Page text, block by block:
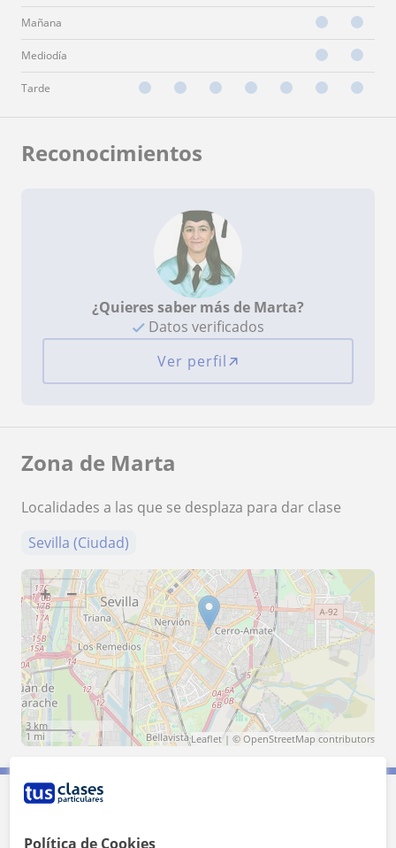
Mañana
Mediodía
Tarde
Reconocimientos
¿Quieres saber más de Marta?
Datos verificados
Ver perfil
Zona de Marta
Localidades a las que se desplaza para dar clase
Sevilla (Ciudad)
+ −
3 km
1 mi
Leaflet | © OpenStreetMap contributors
Política de Cookies